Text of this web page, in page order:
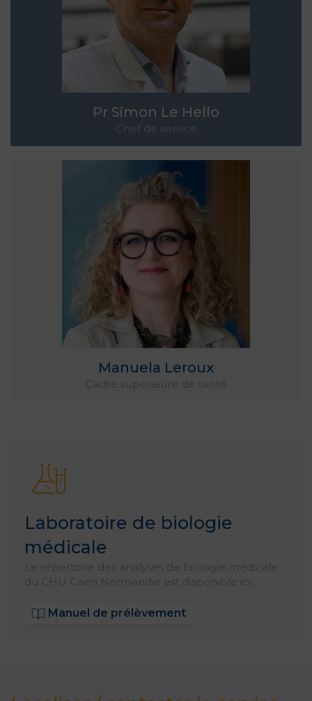
Pr Simon Le Hello
Chef de service
Manuela Leroux
Cadre supérieure de santé
Laboratoire de biologie
médicale
Le répertoire des analyses de biologie médicale
du CHU Caen Normandie est disponible ici.
Manuel de prélèvement